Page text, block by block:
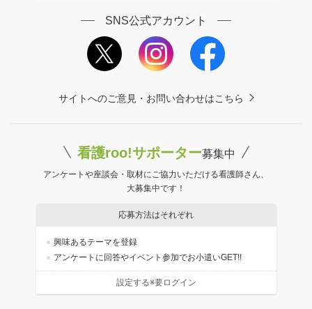
SNS公式アカウント
サイトへのご意見・お問い合わせはこちら
看護roo!サポーター募集中
アンケートや座談会・取材にご協力いただける看護師さん、
大募集中です！
応募方法はそれぞれ
興味あるテーマを登録
アンケートに回答やイベント参加でお小遣いGET!!
設定する※要ログイン